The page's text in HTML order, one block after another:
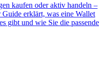
kaufen oder aktiv handeln –
erklärt, was eine Wallet
gibt und wie Sie die passende